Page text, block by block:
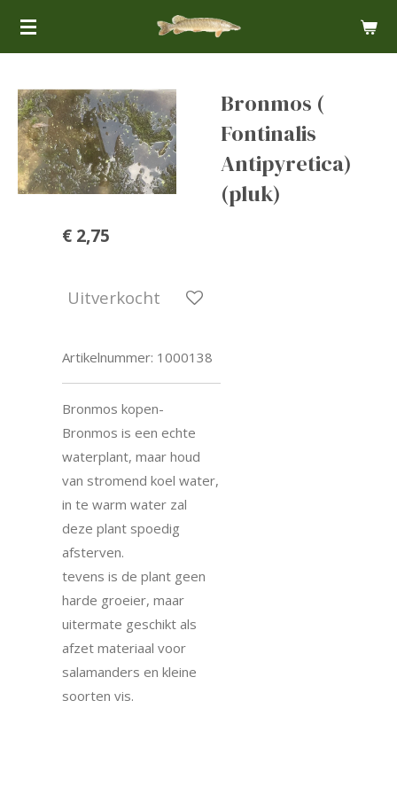
Ga
de
hoofdinhoud
Bronmos (
Fontinalis
Antipyretica)
(pluk)
€ 2,75
Uitverkocht
Artikelnummer: 1000138
Bronmos kopen-
Bronmos is een echte
waterplant, maar houd
van stromend koel water,
in te warm water zal
deze plant spoedig
afsterven.
tevens is de plant geen
harde groeier, maar
uitermate geschikt als
afzet materiaal voor
salamanders en kleine
soorten vis.